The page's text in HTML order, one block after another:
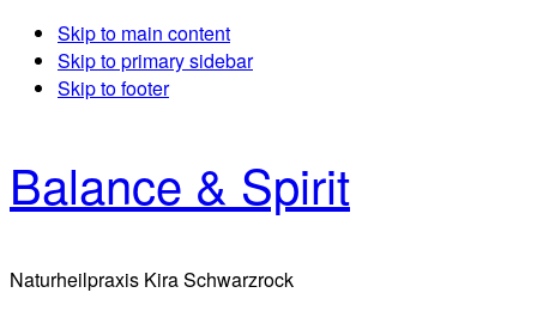
Skip to main content
Skip to primary sidebar
Skip to footer
Balance & Spirit
Naturheilpraxis Kira Schwarzrock